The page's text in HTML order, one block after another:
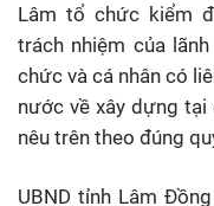
Lâm tổ chức kiểm
trách nhiệm của
chức và cá nhân có
nước về xây dựng
nêu trên theo đúng
UBND tỉnh Lâm